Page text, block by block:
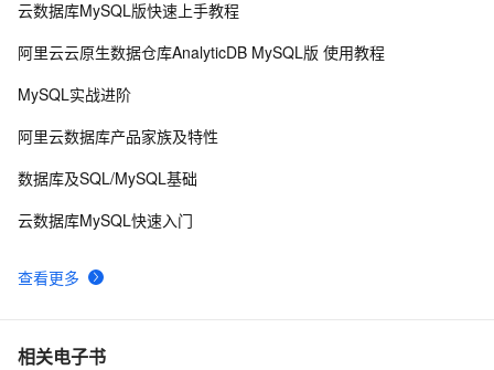
8 【实验】阿里云大数据助理工程师认证（ACA）- QuickBI
哪些改变？数据框操作案例分享
10性能30%↑｜阿里云AnalyticDB X AMD EPYC，数据分析
查看更多
云数据库MySQL版快速上手教程
阿里云云原生数据仓库AnalyticDB MySQL版 使用教程
MySQL实战进阶
阿里云数据库产品家族及特性
数据库及SQL/MySQL基础
云数据库MySQL快速入门
相关电子书